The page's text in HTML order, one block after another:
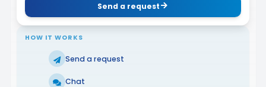
Send a request
HOW IT WORKS
Send a request
Chat